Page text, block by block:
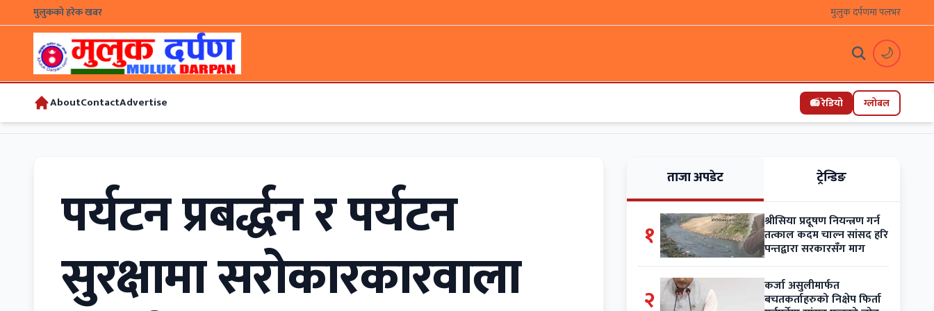
मुलुकको हरेक खबर मुलुक दर्पणमा पलभर
🌙
AboutContactAdvertise 📻 रेडियो ग्लोबल
पर्यटन प्रबर्द्धन र पर्यटन
सुरक्षामा सरोकारकारवाला
ताजा अपडेट ट्रेन्डिङ
१ श्रीसिया प्रदूषण नियन्त्रण गर्न
तत्काल कदम चाल्न सांसद हरि
पन्तद्वारा सरकारसँग माग
२ कर्जा असुलीमार्फत
बचतकर्ताहरुको निक्षेप फिर्ता